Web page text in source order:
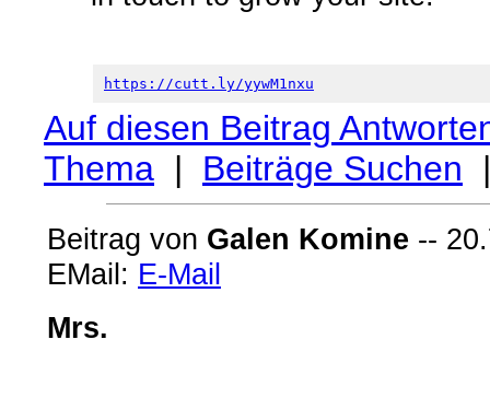
https://cutt.ly/yywM1nxu
Auf diesen Beitrag
Thema | Beiträge Suchen
Beitrag von Galen Komine --
EMail: E-Mail
Mrs.